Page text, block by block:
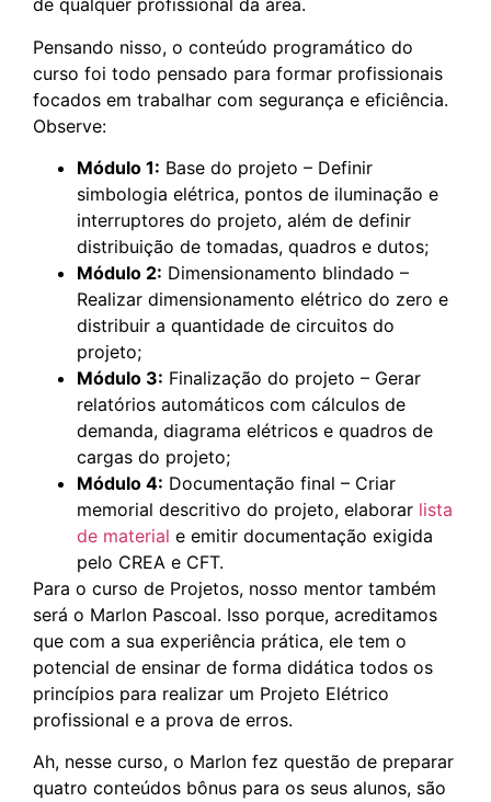
de qualquer profissional da área.
Pensando nisso, o conteúdo programático do
curso foi todo pensado para formar profissionais
focados em trabalhar com segurança e eficiência.
Observe:
Módulo 1: Base do projeto – Definir
simbologia elétrica, pontos de iluminação e
interruptores do projeto, além de definir
distribuição de tomadas, quadros e dutos;
Módulo 2: Dimensionamento blindado –
Realizar dimensionamento elétrico do zero e
distribuir a quantidade de circuitos do
projeto;
Módulo 3: Finalização do projeto – Gerar
relatórios automáticos com cálculos de
demanda, diagrama elétricos e quadros de
cargas do projeto;
Módulo 4: Documentação final – Criar
memorial descritivo do projeto, elaborar lista
de material e emitir documentação exigida
pelo CREA e CFT.
Para o curso de Projetos, nosso mentor também
será o Marlon Pascoal. Isso porque, acreditamos
que com a sua experiência prática, ele tem o
potencial de ensinar de forma didática todos os
princípios para realizar um Projeto Elétrico
profissional e a prova de erros.
Ah, nesse curso, o Marlon fez questão de preparar
quatro conteúdos bônus para os seus alunos, são